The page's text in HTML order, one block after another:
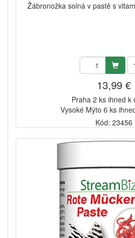
Žábronožka solná v pastě s
13,99 €
Praha 2 ks ihned k
Vysoké Mýto 6 ks
Kód: 23456